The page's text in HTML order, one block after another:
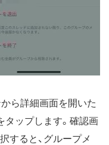
ら詳細画面を開いた
タップします。確認画
すると、グループメ